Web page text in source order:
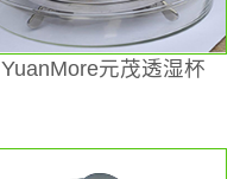
YuanMore元茂透湿杯